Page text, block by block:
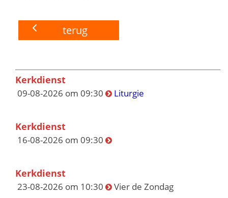
terug
Kerkdienst
09-08-2026 om 09:30 Liturgie
Kerkdienst
16-08-2026 om 09:30
Kerkdienst
23-08-2026 om 10:30 Vier de Zondag